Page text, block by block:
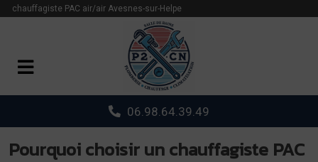
chauffagiste PAC air/air Avesnes-sur-Helpe
06.98.64.39.49
Pourquoi choisir un chauffagiste PAC
Panneau de gestion des cookies